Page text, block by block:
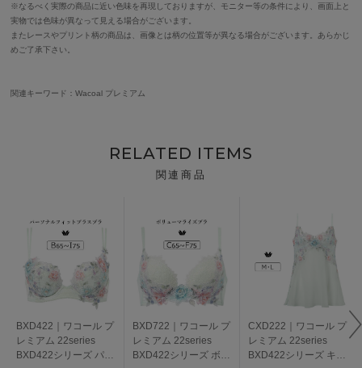
※なるべく実際の商品に近い色味を再現しておりますが、モニター等の条件により、画面上と
実物では色味が異なって見える場合がございます。
またレースやプリント柄の商品は、画像とは柄の位置等が異なる場合がございます。あらかじ
めご了承下さい。
関連キーワード：Wacoal プレミアム
RELATED ITEMS
関連商品
BXD422｜ワコール プ
レミアム 22series
BXD422シリーズ パー
BXD722｜ワコール プ
レミアム 22series
BXD422シリーズ ボリ
CXD222｜ワコール プ
レミアム 22series
BXD422シリーズ キャ